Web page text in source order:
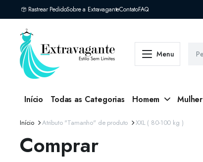
Rastrear PedidoSobre a ExtravaganteContatoFAQ
Menu
Início Todas as Categorias Homem Mulher
Início Atributo "Tamanho" de produto XXL ( 80-100 kg )
Comprar